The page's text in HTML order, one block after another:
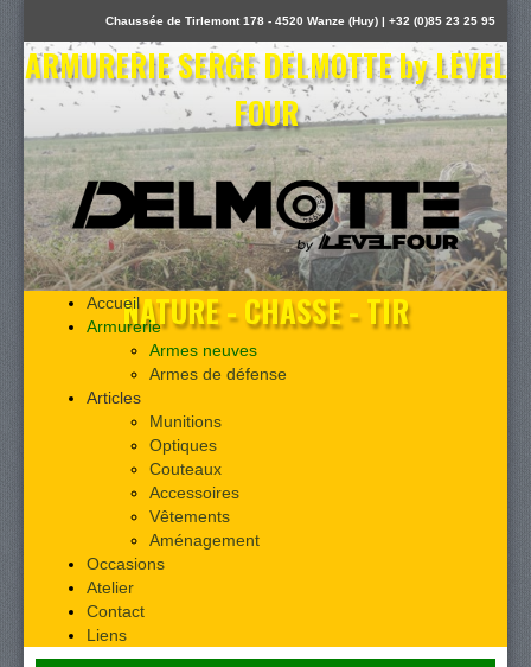
Chaussée de Tirlemont 178 - 4520 Wanze (Huy) | +32 (0)85 23 25 95
ARMURERIE SERGE DELMOTTE by LEVEL
FOUR
NATURE - CHASSE - TIR
Accueil
Armurerie
Armes neuves
Armes de défense
Articles
Munitions
Optiques
Couteaux
Accessoires
Vêtements
Aménagement
Occasions
Atelier
Contact
Liens